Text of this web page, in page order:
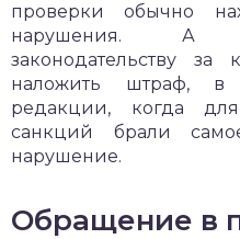
проверки обычно
нарушения. А
законодательству
наложить штраф, в
редакции, когда
санкций брали
нарушение.
Обращение в